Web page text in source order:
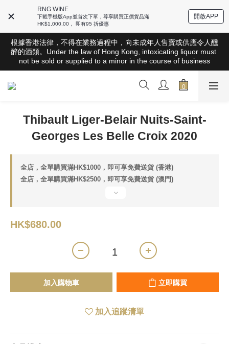
RNG WINE
下載手機版App並首次下單，尊享購買正價貨品滿
HK$1,000.00， 即有95 折優惠
開啟APP
根據香港法律，不得在業務過程中，向未成年人售賣或供應令人醺
醉的酒類。Under the law of Hong Kong, intoxicating liquor must
not be sold or supplied to a minor in the course of business
根據香港法律，不得在業務過程中，向未成年人售賣或供應令人醺
醉的酒類。Under the law of Hong Kong, intoxicating liquor must
not be sold or supplied to a minor in the course of business
全店滿HK$1000 免運費（香港）； HK$2500 免運費（澳門）；
SGD800 免運費（新加坡）；TWD20,000免運費（台灣）；
根據香港法律，不得在業務過程中，向未成年人售賣或供應令人醺
醉的酒類。Under the law of Hong Kong, intoxicating liquor must
not be sold or supplied to a minor in the course of business
Thibault Liger-Belair Nuits-Saint-
Georges Les Belle Croix 2020
全店，全單購買滿HK$1000，即可享免費送貨 (香港)
全店，全單購買滿HK$2500，即可享免費送貨 (澳門)
HK$680.00
加入購物車 立即購買
加入追蹤清單